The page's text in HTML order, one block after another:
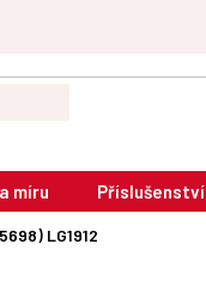
míru Příslušenství
LG1912